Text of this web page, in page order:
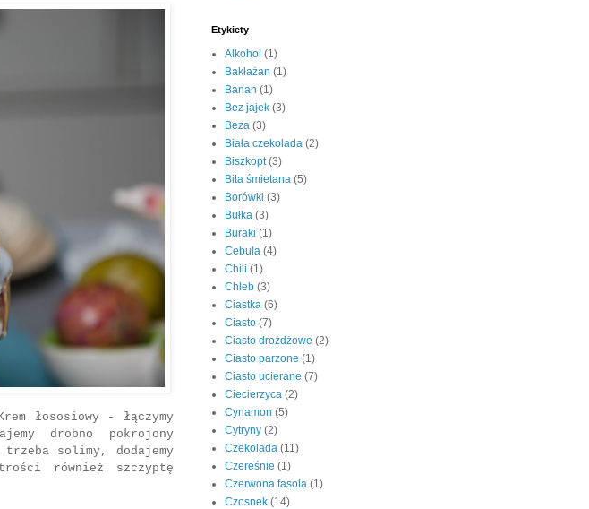
łososiowy - łączymy
drobno pokrojony
solimy, dodajemy
również szczyptę
Etykiety
Alkohol (1)
Bakłażan (1)
Banan (1)
Bez jajek (3)
Beza (3)
Biała czekolada (2)
Biszkopt (3)
Bita śmietana (5)
Borówki (3)
Bułka (3)
Buraki (1)
Cebula (4)
Chili (1)
Chleb (3)
Ciastka (6)
Ciasto (7)
Ciasto drożdżowe (2)
Ciasto parzone (1)
Ciasto ucierane (7)
Ciecierzyca (2)
Cynamon (5)
Cytryny (2)
Czekolada (11)
Czereśnie (1)
Czerwona fasola (1)
Czosnek (14)